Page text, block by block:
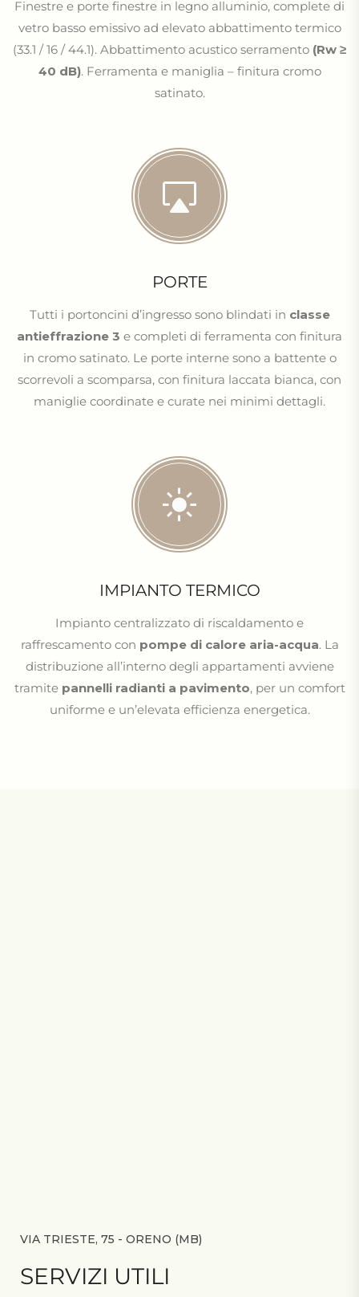
Finestre e porte finestre in legno alluminio, complete di
vetro basso emissivo ad elevato abbattimento termico
(33.1 / 16 / 44.1). Abbattimento acustico serramento (Rw ≥
40 dB). Ferramenta e maniglia – finitura cromo
satinato.
PORTE
Tutti i portoncini d’ingresso sono blindati in classe
antieffrazione 3 e completi di ferramenta con finitura
in cromo satinato. Le porte interne sono a battente o
scorrevoli a scomparsa, con finitura laccata bianca, con
maniglie coordinate e curate nei minimi dettagli.
IMPIANTO TERMICO
Impianto centralizzato di riscaldamento e
raffrescamento con pompe di calore aria-acqua. La
distribuzione all’interno degli appartamenti avviene
tramite pannelli radianti a pavimento, per un comfort
uniforme e un’elevata efficienza energetica.
VIA TRIESTE, 75 - ORENO (MB)
SERVIZI UTILI